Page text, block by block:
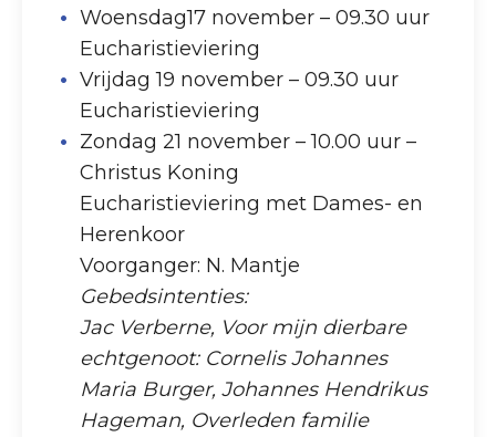
Woensdag17 november – 09.30 uur
Eucharistieviering
Vrijdag 19 november – 09.30 uur
Eucharistieviering
Zondag 21 november – 10.00 uur –
Christus Koning
Eucharistieviering met Dames- en
Herenkoor
Voorganger: N. Mantje
Gebedsintenties:
Jac Verberne, Voor mijn dierbare
echtgenoot: Cornelis Johannes
Maria Burger, Johannes Hendrikus
Hageman, Overleden familie